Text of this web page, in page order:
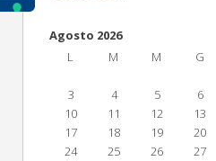
Agosto 2026
L
M M G
3
4 5 6
10
11 12 13
17
18 19 20
24
25 26 27